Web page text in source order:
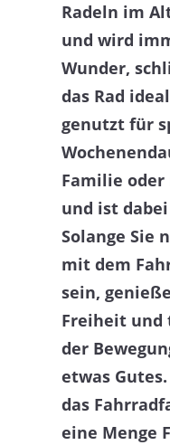
Radeln im
und wird
Wunder,
das Rad
genutzt für
Familie
und ist
Solange Sie
mit dem
sein,
Freiheit und
der
etwas
das
eine Menge